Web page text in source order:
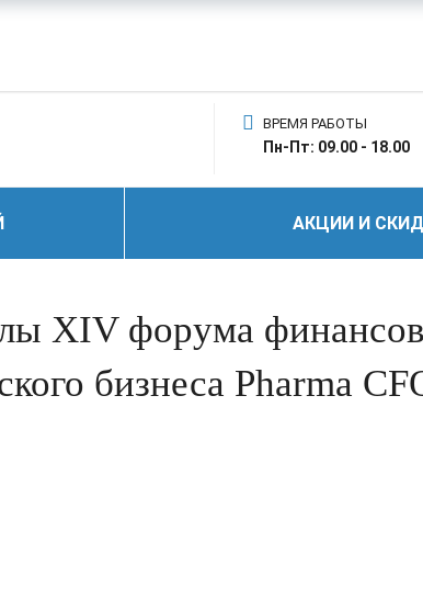
ВРЕМЯ РАБОТЫ
Пн-Пт: 09.00 - 18.00
АКЦИИ И
XIV форума
бизнеса Pharma